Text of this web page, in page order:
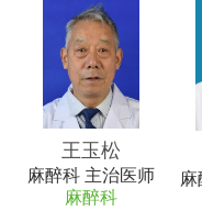
行危重病人的救治
人的麻醉，如各种
分娩镇痛等。
王玉松
麻醉科 主治医师
麻醉科
麻